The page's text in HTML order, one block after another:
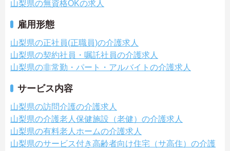
山梨県の無資格OKの求人
雇用形態
山梨県の正社員(正職員)の介護求人
山梨県の契約社員・嘱託社員の介護求人
山梨県の非常勤・パート・アルバイトの介護求人
サービス内容
山梨県の訪問介護の介護求人
山梨県の介護老人保健施設（老健）の介護求人
山梨県の有料老人ホームの介護求人
山梨県のサービス付き高齢者向け住宅（サ高住）の介護